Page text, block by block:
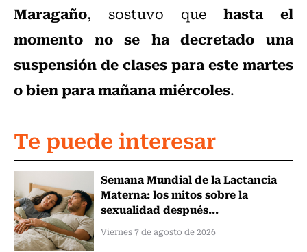
Maragaño, sostuvo quehasta el
momento no se ha decretado una
suspensión de clases para este martes
o bien para mañana miércoles.
Te puede interesar
Semana Mundial de la Lactancia
Materna: los mitos sobre la
sexualidad después...
Viernes 7 de agosto de 2026